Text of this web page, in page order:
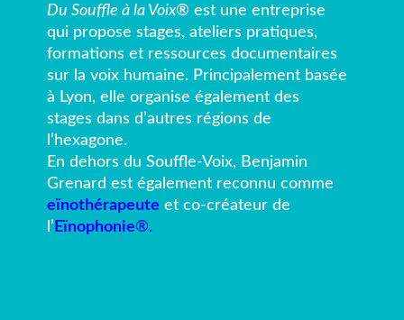
Du Souffle à la Voix® est une entreprise
qui propose stages, ateliers pratiques,
formations et ressources documentaires
sur la voix humaine. Principalement basée
à Lyon, elle organise également des
stages dans d’autres régions de
l’hexagone.
En dehors du Souffle-Voix, Benjamin
Grenard est également reconnu comme
eïnothérapeute et co-créateur de
l’ Eïnophonie®.